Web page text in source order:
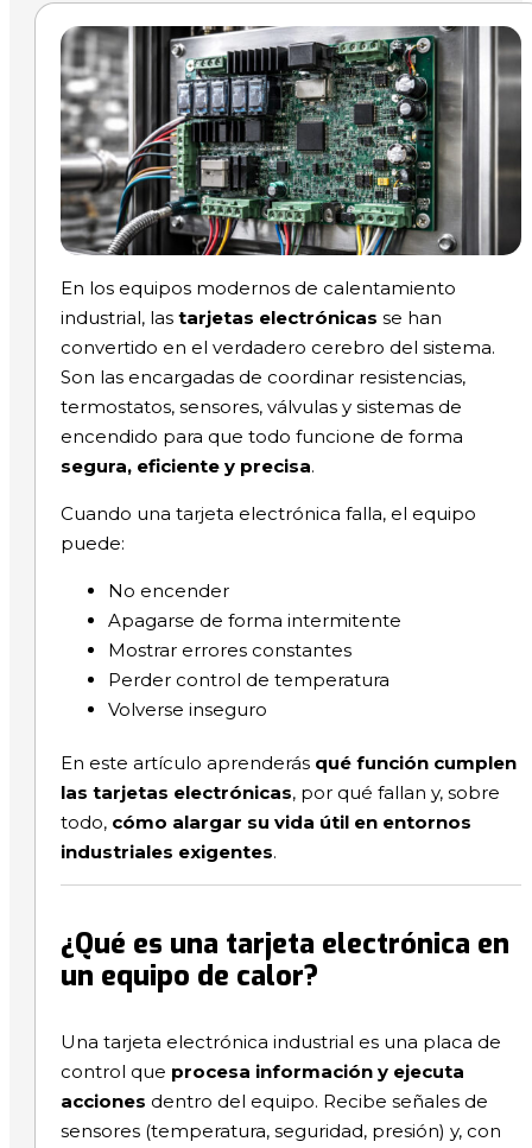
En los equipos modernos de calentamiento
industrial, las tarjetas electrónicas se han
convertido en el verdadero cerebro del sistema.
Son las encargadas de coordinar resistencias,
termostatos, sensores, válvulas y sistemas de
encendido para que todo funcione de forma
segura, eficiente y precisa.
Cuando una tarjeta electrónica falla, el equipo
puede:
No encender
Apagarse de forma intermitente
Mostrar errores constantes
Perder control de temperatura
Volverse inseguro
En este artículo aprenderás qué función cumplen
las tarjetas electrónicas, por qué fallan y, sobre
todo, cómo alargar su vida útil en entornos
industriales exigentes.
¿Qué es una tarjeta electrónica en
un equipo de calor?
Una tarjeta electrónica industrial es una placa de
control que procesa información y ejecuta
acciones dentro del equipo. Recibe señales de
sensores (temperatura, seguridad, presión) y, con